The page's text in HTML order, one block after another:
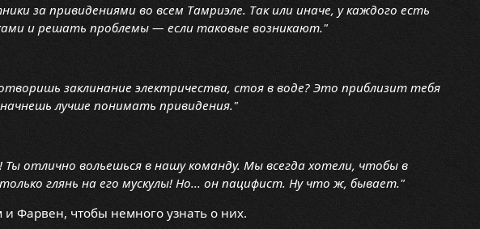
за привидениями во всем Тамриэле. Так или иначе, у каждого есть
и решать проблемы — если таковые возникают."
заклинание электричества, стоя в воде? Это приблизит тебя
лучше понимать привидения."
отлично вольешься в нашу команду. Мы всегда хотели, чтобы в
глянь на его мускулы! Но... он пацифист. Ну что ж, бывает."
Фарвен, чтобы немного узнать о них.